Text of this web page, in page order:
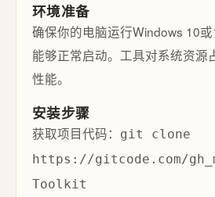
环境准备
确保你的电脑运行Windows 10
能够正常启动。工具对系统资源
性能。
安装步骤
获取项目代码：
git clone
https://gitcode.com/
Toolkit